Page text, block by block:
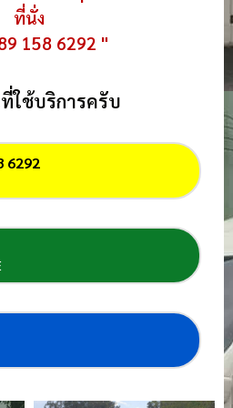
ที่นั่ง
158 6292 "
ใช้บริการครับ
6292